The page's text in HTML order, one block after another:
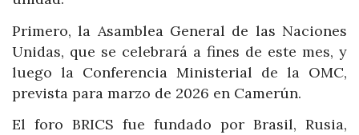
Primero, la Asamblea General de las Naciones
Unidas, que se celebrará a fines de este mes, y
luego la Conferencia Ministerial de la OMC,
prevista para marzo de 2026 en Camerún.
El foro BRICS fue fundado por Brasil, Rusia,